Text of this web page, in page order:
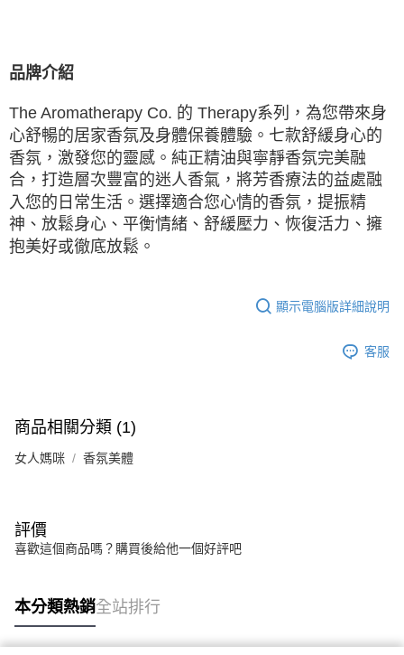
品牌介紹
The Aromatherapy Co. 的 Therapy系列，為您帶來身
心舒暢的居家香氛及身體保養體驗。七款舒緩身心的
香氛，激發您的靈感。純正精油與寧靜香氛完美融
合，打造層次豐富的迷人香氣，將芳香療法的益處融
入您的日常生活。選擇適合您心情的香氛，提振精
神、放鬆身心、平衡情緒、舒緩壓力、恢復活力、擁
抱美好或徹底放鬆。
顯示電腦版詳細說明
客服
商品相關分類 (1)
女人媽咪 香氛美體
評價
喜歡這個商品嗎？購買後給他一個好評吧
本分類熱銷全站排行